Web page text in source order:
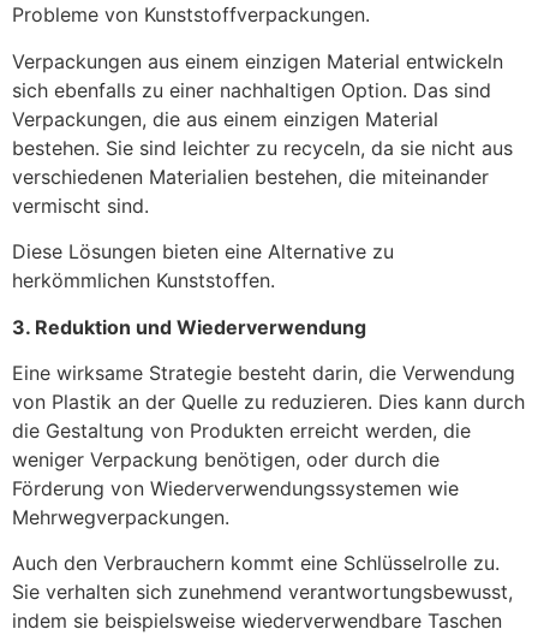
Probleme von Kunststoffverpackungen.
Verpackungen aus einem einzigen Material entwickeln
sich ebenfalls zu einer nachhaltigen Option. Das sind
Verpackungen, die aus einem einzigen Material
bestehen. Sie sind leichter zu recyceln, da sie nicht aus
verschiedenen Materialien bestehen, die miteinander
vermischt sind.
Diese Lösungen bieten eine Alternative zu
herkömmlichen Kunststoffen.
3. Reduktion und Wiederverwendung
Eine wirksame Strategie besteht darin, die Verwendung
von Plastik an der Quelle zu reduzieren. Dies kann durch
die Gestaltung von Produkten erreicht werden, die
weniger Verpackung benötigen, oder durch die
Förderung von Wiederverwendungssystemen wie
Mehrwegverpackungen.
Auch den Verbrauchern kommt eine Schlüsselrolle zu.
Sie verhalten sich zunehmend verantwortungsbewusst,
indem sie beispielsweise wiederverwendbare Taschen